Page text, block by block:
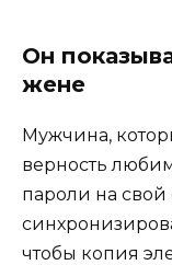
Он
жене
Мужчина,
верность
пароли на свой
чтобы копия